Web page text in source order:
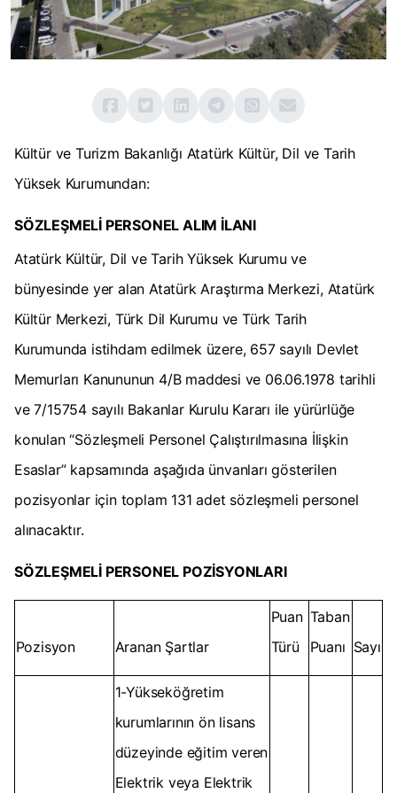
Kültür ve Turizm Bakanlığı Atatürk Kültür, Dil ve Tarih
Yüksek Kurumundan:
SÖZLEŞMELİ PERSONEL ALIM İLANI
Atatürk Kültür, Dil ve Tarih Yüksek Kurumu ve
bünyesinde yer alan Atatürk Araştırma Merkezi, Atatürk
Kültür Merkezi, Türk Dil Kurumu ve Türk Tarih
Kurumunda istihdam edilmek üzere, 657 sayılı Devlet
Memurları Kanununun 4/B maddesi ve 06.06.1978 tarihli
ve 7/15754 sayılı Bakanlar Kurulu Kararı ile yürürlüğe
konulan “Sözleşmeli Personel Çalıştırılmasına İlişkin
Esaslar” kapsamında aşağıda ünvanları gösterilen
pozisyonlar için toplam 131 adet sözleşmeli personel
alınacaktır.
SÖZLEŞMELİ PERSONEL POZİSYONLARI
Pozisyon Aranan Şartlar
Puan
Türü
Taban
Puanı Sayı
1-Yükseköğretim
kurumlarının ön lisans
düzeyinde eğitim veren
Elektrik veya Elektrik